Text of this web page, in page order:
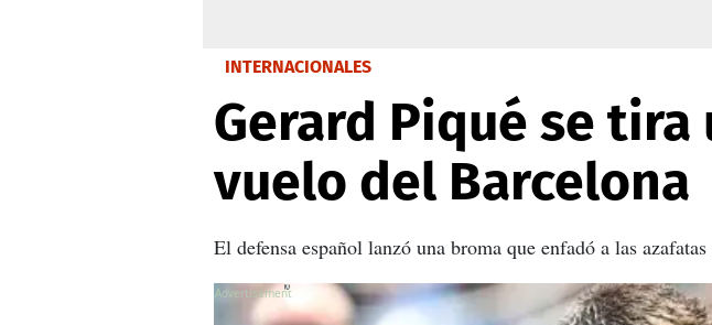
INTERNACIONALES
Gerard Piqué se
vuelo del Barcelona
El defensa español lanzó una broma que enfadó a las
X